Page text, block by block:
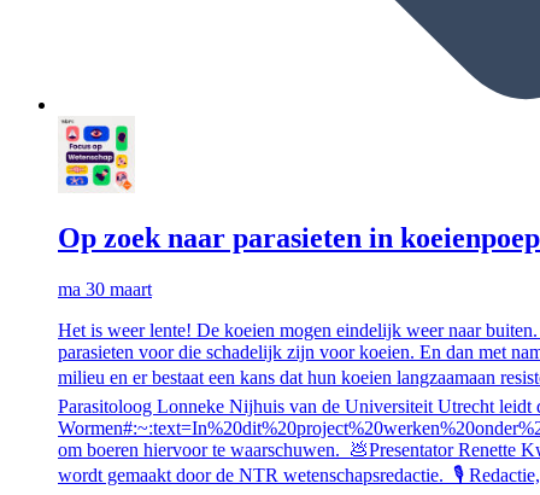
Op zoek naar parasieten in koeienpoep
ma 30 maart
Het is weer lente! De koeien mogen eindelijk weer naar
parasieten voor die schadelijk zijn voor koeien. En dan met
milieu en er bestaat een kans dat hun koeien langzaamaan
Parasitoloog Lonneke Nijhuis van de Universiteit Utrecht
om boeren hiervoor te waarschuwen. 💩Presentator Renette
wordt gemaakt door de NTR wetenschapsredactie. 🎙️